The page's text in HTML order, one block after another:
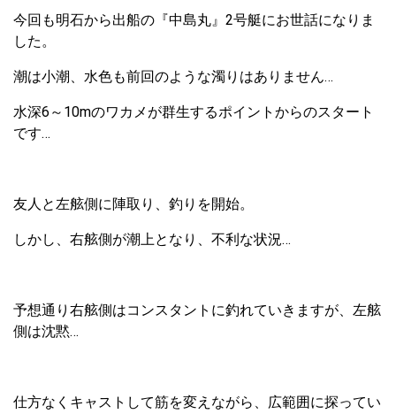
今回も明石から出船の『中島丸』2号艇にお世話になりま
した。
潮は小潮、水色も前回のような濁りはありません…
水深6～10mのワカメが群生するポイントからのスタート
です…
友人と左舷側に陣取り、釣りを開始。
しかし、右舷側が潮上となり、不利な状況…
予想通り右舷側はコンスタントに釣れていきますが、左舷
側は沈黙…
仕方なくキャストして筋を変えながら、広範囲に探ってい